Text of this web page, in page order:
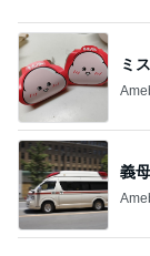
ミ
義